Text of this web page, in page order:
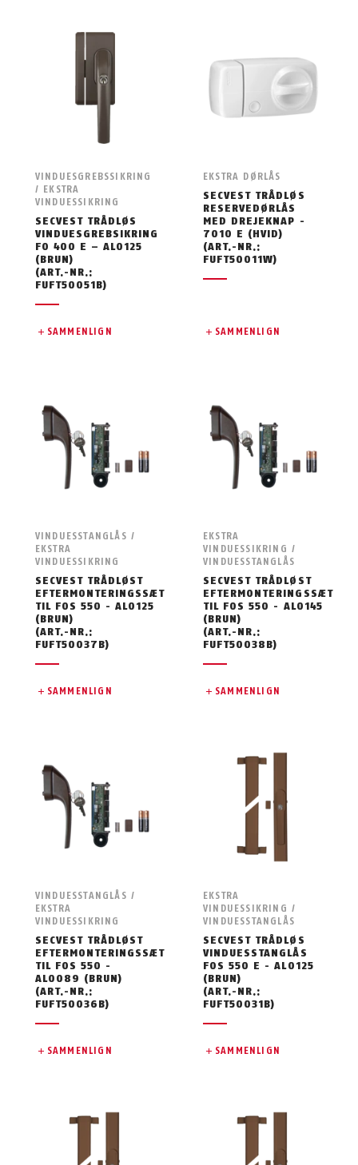
VINDUESGREBSSIKRING
/ EKSTRA
VINDUESSIKRING
SECVEST TRÅDLØS
VINDUESGREBSIKRING
FO 400 E – AL0125
(BRUN)
(ART.-NR.:
FUFT50051B)
SAMMENLIGN
EKSTRA DØRLÅS
SECVEST TRÅDLØS
RESERVEDØRLÅS
MED DREJEKNAP -
7010 E (HVID)
(ART.-NR.:
FUFT50011W)
SAMMENLIGN
VINDUESSTANGLÅS /
EKSTRA
VINDUESSIKRING
SECVEST TRÅDLØST
EFTERMONTERINGSSÆT
TIL FOS 550 - AL0125
(BRUN)
(ART.-NR.:
FUFT50037B)
SAMMENLIGN
EKSTRA
VINDUESSIKRING /
VINDUESSTANGLÅS
SECVEST TRÅDLØST
EFTERMONTERINGSSÆT
TIL FOS 550 - AL0145
(BRUN)
(ART.-NR.:
FUFT50038B)
SAMMENLIGN
VINDUESSTANGLÅS /
EKSTRA
VINDUESSIKRING
SECVEST TRÅDLØST
EFTERMONTERINGSSÆT
TIL FOS 550 -
AL0089 (BRUN)
(ART.-NR.:
FUFT50036B)
SAMMENLIGN
EKSTRA
VINDUESSIKRING /
VINDUESSTANGLÅS
SECVEST TRÅDLØS
VINDUESSTANGLÅS
FOS 550 E - AL0125
(BRUN)
(ART.-NR.:
FUFT50031B)
SAMMENLIGN